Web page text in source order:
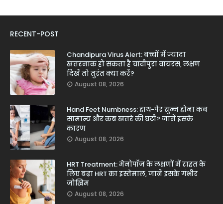
RECENT-POST
Chandipura Virus Alert: बच्चों में ज्यादा
खतरनाक हो सकता है चांदीपुरा वायरस, लक्षण
दिखें तो तुरंत क्या करें?
August 08, 2026
Hand Feet Numbness: हाथ-पैर सुन्न होना कब
सामान्य और कब खतरे की घंटी? जानें इसके
कारण
August 08, 2026
HRT Treatment: मेनोपॉज के लक्षणों में राहत के
लिए बढ़ा HRT का इस्तेमाल, जानें इसके गंभीर
जोखिम
August 08, 2026